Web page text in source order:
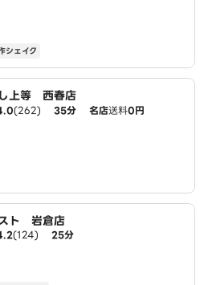
シェイク
上等 西春店
(262) 35分 名店送料0円
ト 岩倉店
(124) 25分